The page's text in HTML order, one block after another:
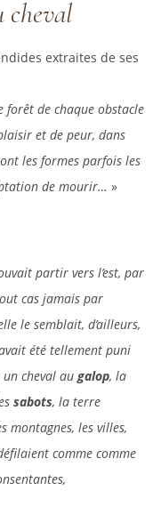
cheval
extraites de ses
forêt de chaque obstacle
et de peur, dans
les formes parfois les
de mourir… »
partir vers l’est, par
cas jamais par
le semblait, d’ailleurs,
été tellement puni
cheval au galop, la
sabots, la terre
montagnes, les villes,
comme comme